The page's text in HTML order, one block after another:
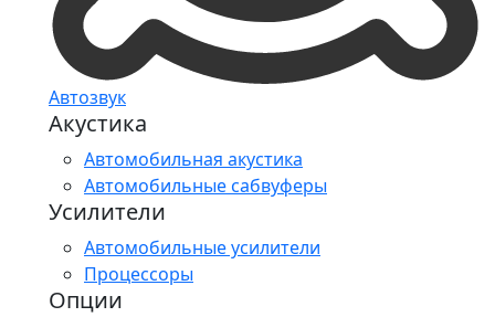
Автозвук
Акустика
Автомобильная акустика
Автомобильные сабвуферы
Усилители
Автомобильные усилители
Процессоры
Опции